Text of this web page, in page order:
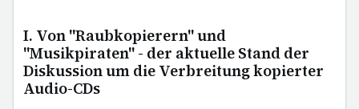
I. Von "Raubkopierern" und
"Musikpiraten" - der aktuelle Stand der
Diskussion um die Verbreitung kopierter
Audio-CDs